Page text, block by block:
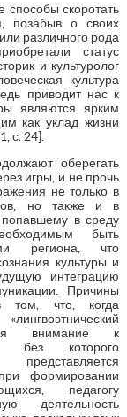
скоротать
позабыв о своих
различного рода
статус
и культуролог
культура
приводит нас к
являются ярким
как уклад жизни
с. 24].
оберегать
игры, и не прочь
не только в
но также и в
попавшему в среду
быть
региона, что
культуры и
интеграцию
Причины
том, что, когда
внимание к
без которого
формировании
педагогу
деятельность